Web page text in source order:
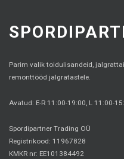
Parim valik toidulisandeid,
remonttööd jalgratastele.
Avatud: E-R 11:00-19:00, L 11:00-
Spordipartner Trading OÜ
Registrikood: 11967828
KMKR nr: EE101384492